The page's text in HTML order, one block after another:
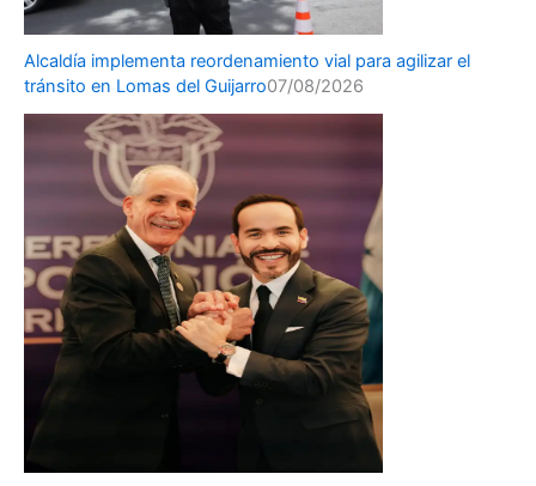
Alcaldía implementa reordenamiento vial para agilizar el
tránsito en Lomas del Guijarro07/08/2026